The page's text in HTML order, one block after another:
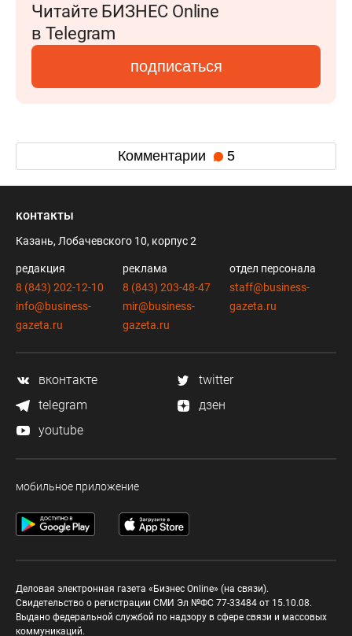
Читайте БИЗНЕС Online
в Telegram
подписаться
Комментарии 5
контакты
Казань, Лобачевского 10, корпус 2
редакция
8 (843) 202-12-10
info@business-
gazeta.ru
реклама
8 (843) 203-48-47
mir@business-
gazeta.ru
отдел персонала
staff@business-
gazeta.ru
вконтакте
twitter
telegram
дзен
youtube
мобильное приложение
Деловая электронная газета «Бизнес Online» (на связи).
Свидетельство о регистрации СМИ Эл №ФС 77-33484 от 15.10.08.
Выдано федеральной службой по надзору в сфере связи и массовых
коммуникаций.